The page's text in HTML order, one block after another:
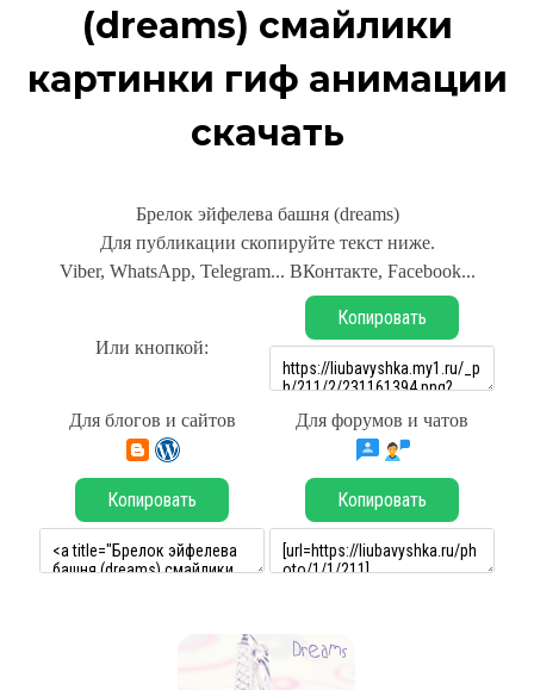
(dreams) смайлики
картинки гиф анимации
скачать
Брелок эйфелева башня (dreams)
Для публикации скопируйте текст ниже.
Viber, WhatsApp, Telegram... ВКонтакте, Facebook...
Или кнопкой:
Копировать
Для блогов и сайтов Для форумов и чатов
Копировать Копировать